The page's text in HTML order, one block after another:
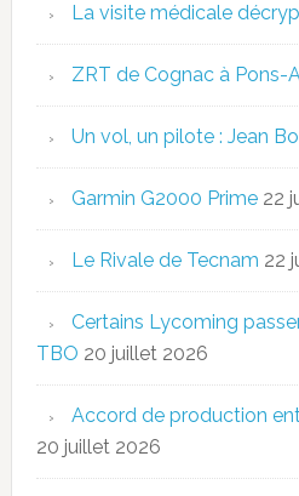
La visite médicale
ZRT de Cognac à Pons-
Un vol, un pilote : Jean
Garmin G2000 Prime 22
Le Rivale de Tecnam 22
Certains Lycoming
TBO 20 juillet 2026
Accord de production
20 juillet 2026